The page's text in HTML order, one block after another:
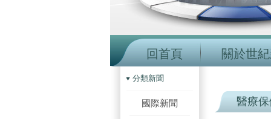
回首頁 關於世
分類新聞
國際新聞 醫療